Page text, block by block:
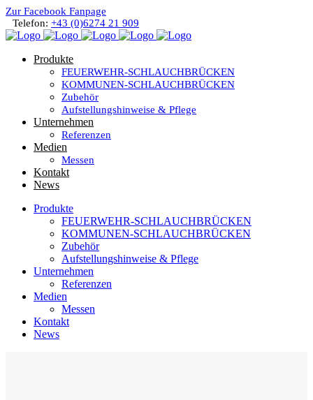
Zur Facebook Fanpage
Telefon: +43 (0)6274 21 909
Produkte
FEUERWEHR-SCHLAUCHBRÜCKEN
KOMMUNEN-SCHLAUCHBRÜCKEN
Zubehör
Aufstellungshinweise & Pflege
Unternehmen
Referenzen
Medien
Messen
Kontakt
News
Produkte
FEUERWEHR-SCHLAUCHBRÜCKEN
KOMMUNEN-SCHLAUCHBRÜCKEN
Zubehör
Aufstellungshinweise & Pflege
Unternehmen
Referenzen
Medien
Messen
Kontakt
News